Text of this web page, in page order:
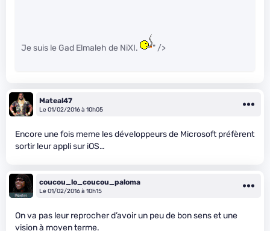
Je suis le Gad Elmaleh de NiXI. " />
Mateal47
Le 01/02/2016 à 10h05
Encore une fois meme les développeurs de Microsoft préfèrent
sortir leur appli sur iOS…
coucou_lo_coucou_paloma
Le 01/02/2016 à 10h15
On va pas leur reprocher d’avoir un peu de bon sens et une
vision à moyen terme.